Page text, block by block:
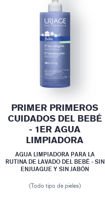
PRIMER PRIMEROS
CUIDADOS DEL BEBÉ
- 1ER AGUA
LIMPIADORA
AGUA LIMPIADORA PARA LA
RUTINA DE LAVADO DEL BEBÉ - SIN
ENJUAGUE Y SIN JABÓN
(Todo tipo de pieles)